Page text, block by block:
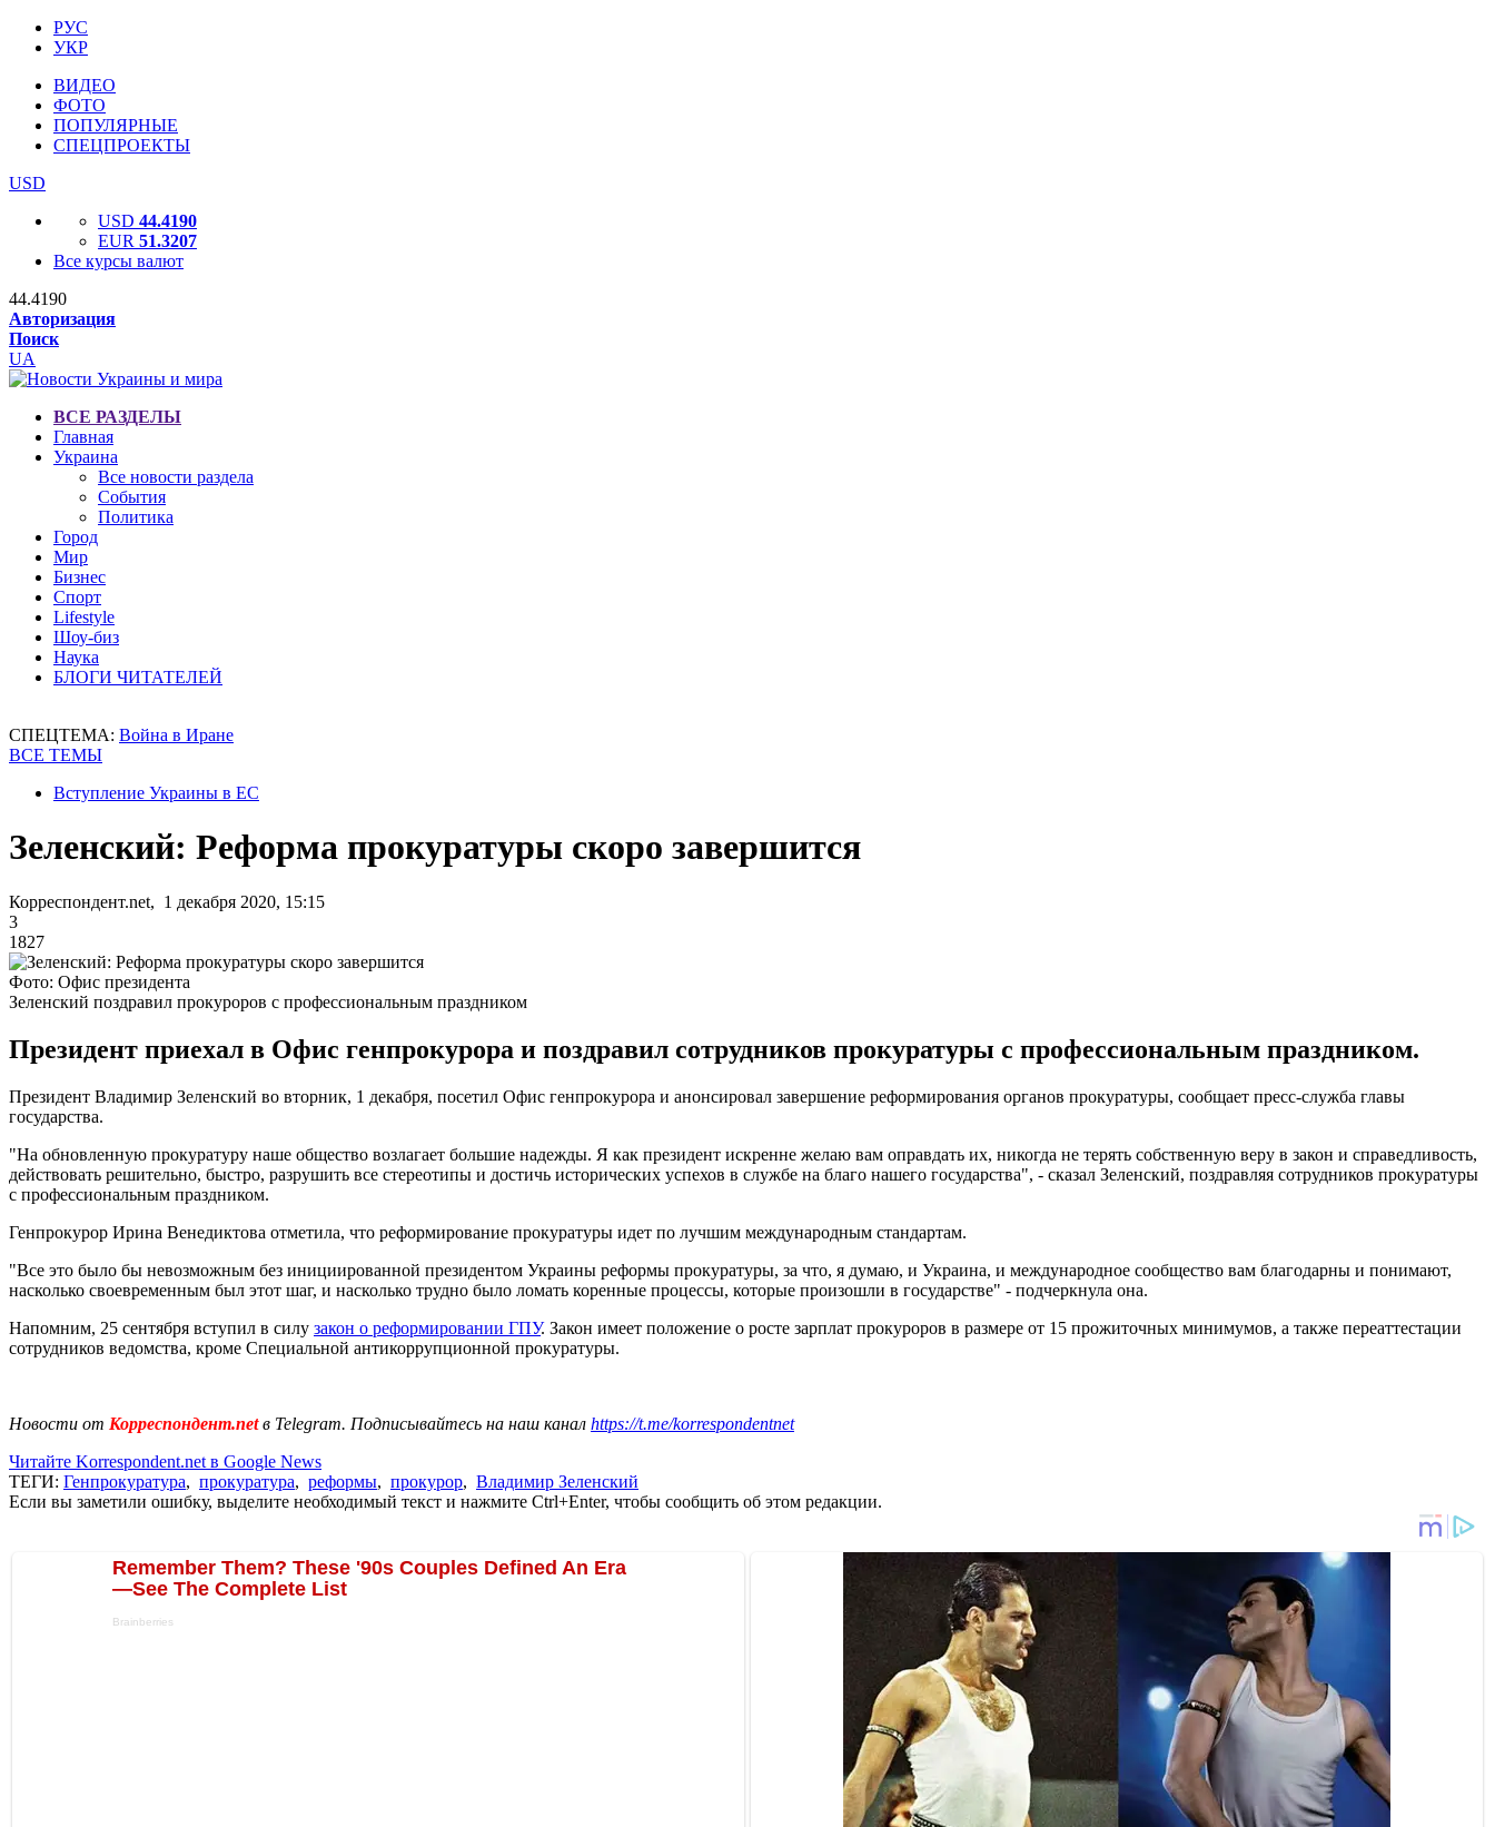
РУС
УКР
ВИДЕО
ФОТО
ПОПУЛЯРНЫЕ
СПЕЦПРОЕКТЫ
USD
USD 44.4190
EUR 51.3207
Все курсы валют
44.4190
Авторизация
Поиск
UA
ВСЕ РАЗДЕЛЫ
Главная
Украина
Все новости раздела
События
Политика
Город
Мир
Бизнес
Спорт
Lifestyle
Шоу-биз
Наука
БЛОГИ ЧИТАТЕЛЕЙ
СПЕЦТЕМА: Война в Иране
ВСЕ ТЕМЫ
Вступление Украины в ЕС
Зеленский: Реформа прокуратуры скоро завершится
Корреспондент.net, 1 декабря 2020, 15:15
3
1827
Фото: Офис президента
Зеленский поздравил прокуроров с профессиональным праздником
Президент приехал в Офис генпрокурора и поздравил сотрудников прокуратуры с профессиональным праздником.
Президент Владимир Зеленский во вторник, 1 декабря, посетил Офис генпрокурора и анонсировал завершение реформирования органов прокуратуры, сообщает пресс-служба главы
государства.
"На обновленную прокуратуру наше общество возлагает большие надежды. Я как президент искренне желаю вам оправдать их, никогда не терять собственную веру в закон и справедливость,
действовать решительно, быстро, разрушить все стереотипы и достичь исторических успехов в службе на благо нашего государства", - сказал Зеленский, поздравляя сотрудников прокуратуры
с профессиональным праздником.
Генпрокурор Ирина Венедиктова отметила, что реформирование прокуратуры идет по лучшим международным стандартам.
"Все это было бы невозможным без инициированной президентом Украины реформы прокуратуры, за что, я думаю, и Украина, и международное сообщество вам благодарны и понимают,
насколько своевременным был этот шаг, и насколько трудно было ломать коренные процессы, которые произошли в государстве" - подчеркнула она.
Напомним, 25 сентября вступил в силу закон о реформировании ГПУ. Закон имеет положение о росте зарплат прокуроров в размере от 15 прожиточных минимумов, а также переаттестации
сотрудников ведомства, кроме Специальной антикоррупционной прокуратуры.
Новости от Корреспондент.netв Telegram. Подписывайтесь на наш канал https://t.me/korrespondentnet
Читайте Korrespondent.net в Google News
ТЕГИ: Генпрокуратура, прокуратура, реформы, прокурор, Владимир Зеленский
Если вы заметили ошибку, выделите необходимый текст и нажмите Ctrl+Enter, чтобы сообщить об этом редакции.